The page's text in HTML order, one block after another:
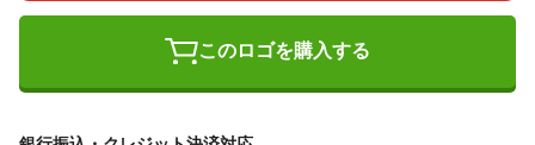
このロゴを購入する